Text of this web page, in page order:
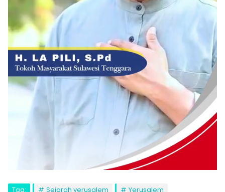
Tag: Sejarah yerusalem Yerusalem